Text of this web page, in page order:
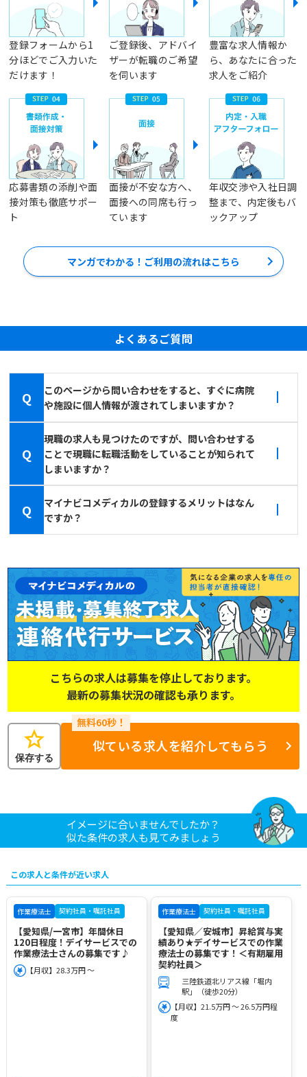
登録フォームから1
分ほどでご入力いた
だけます！
ご登録後、アドバイ
ザーが転職のご希望
を伺います
豊富な求人情報か
ら、あなたに合った
求人をご紹介
応募書類の添削や面
接対策も徹底サポー
ト
面接が不安な方へ、
面接への同席も行っ
ています
年収交渉や入社日調
整まで、内定後もバ
ックアップ
マンガでわかる！ご利用の流れはこちら
よくあるご質問
Q
このページから問い合わせをすると、すぐに病院
や施設に個人情報が渡されてしまいますか？
Q
現職の求人も見つけたのですが、問い合わせする
ことで現職に転職活動をしていることが知られて
しまいますか？
Q
マイナビコメディカルの登録するメリットはなん
ですか？
こちらの求人は募集を停止しております。
最新の募集状況の確認も承ります。
star
保存する
似ている求人を紹介してもらう
イメージに合いませんでしたか？
似た条件の求人も見てみましょう
この求人と条件が近い求人
作業療法士 契約社員・嘱託社員
【愛知県/一宮市】年間休日
120日程度！デイサービスでの
作業療法士さんの募集です♪
【月収】28.3万円 ～
作業療法士 契約社員・嘱託社員
【愛知県／安城市】昇給賞与実
績あり★デイサービスでの作業
療法士の募集です！＜有期雇用
契約社員＞
三陸鉄道北リアス線「堀内
駅」（徒歩20分）
【月収】21.5万円 ～ 26.5万円程
度